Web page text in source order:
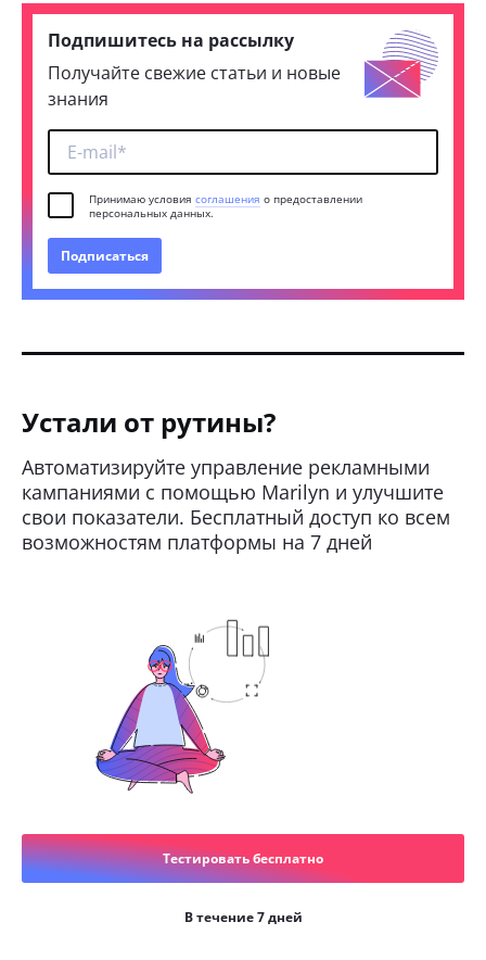
Подпишитесь на рассылку
Получайте свежие статьи и новые
знания
Принимаю условия соглашения о предоставлении
персональных данных.
Подписаться
Устали от рутины?
Автоматизируйте управление рекламными
кампаниями с помощью Marilyn и улучшите
свои показатели. Бесплатный доступ ко всем
возможностям платформы на 7 дней
Тестировать бесплатно
В течение 7 дней